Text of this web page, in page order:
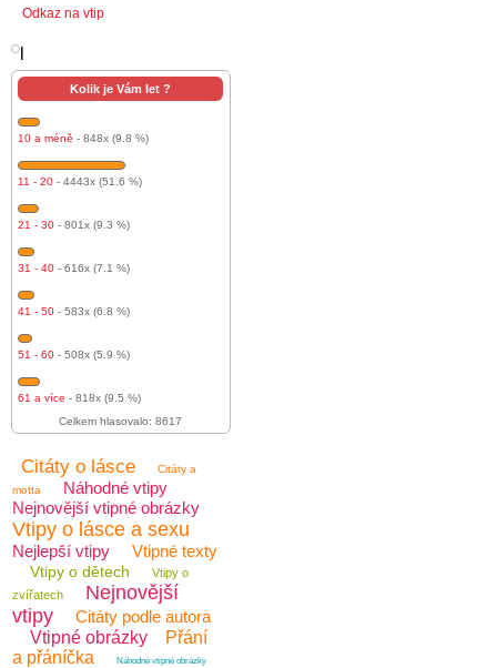
Odkaz na vtip
Kolik je Vám let ?
10 a méně - 848x (9.8 %)
11 - 20 - 4443x (51.6 %)
21 - 30 - 801x (9.3 %)
31 - 40 - 616x (7.1 %)
41 - 50 - 583x (6.8 %)
51 - 60 - 508x (5.9 %)
61 a více - 818x (9.5 %)
Celkem hlasovalo: 8617
Citáty o lásce
Citáty a
motta
Náhodné vtipy
Nejnovější vtipné obrázky
Vtipy o lásce a sexu
Nejlepší vtipy Vtipné texty
Vtipy o dětech
Vtipy o
zvířatech
Nejnovější
vtipy
Citáty podle autora
Vtipné obrázky
Přání
a přáníčka
Náhodné vtipné obrázky